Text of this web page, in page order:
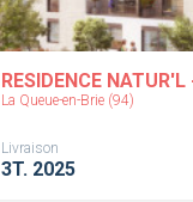
La Queue-en-Brie (94)
Livraison
3T. 2025